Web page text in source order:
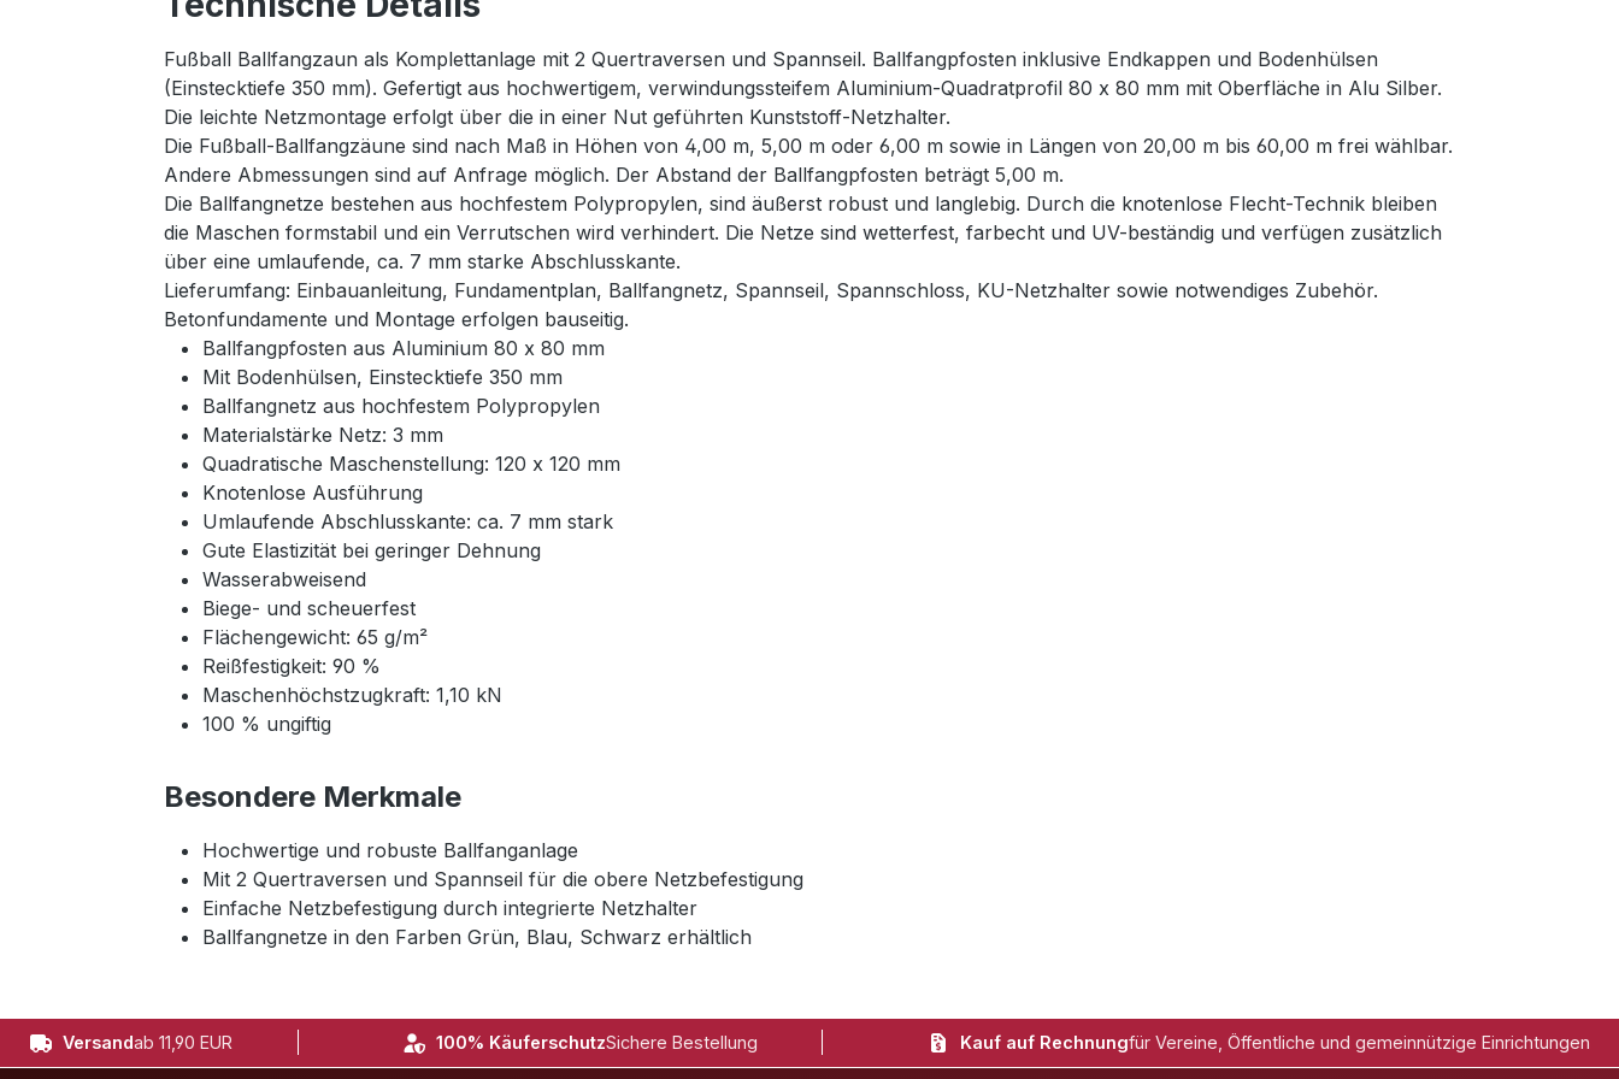
Fußball Ballfangzaun als Komplettanlage mit 2 Quertraversen und Spannseil. Ballfangpfosten inklusive Endkappen und Bodenhülsen
(Einstecktiefe 350 mm). Gefertigt aus hochwertigem, verwindungssteifem Aluminium-Quadratprofil 80 x 80 mm mit Oberfläche in Alu Silber.
Die leichte Netzmontage erfolgt über die in einer Nut geführten Kunststoff-Netzhalter.
Die Fußball-Ballfangzäune sind nach Maß in Höhen von 4,00 m, 5,00 m oder 6,00 m sowie in Längen von 20,00 m bis 60,00 m frei wählbar.
Andere Abmessungen sind auf Anfrage möglich. Der Abstand der Ballfangpfosten beträgt 5,00 m.
Die Ballfangnetze bestehen aus hochfestem Polypropylen, sind äußerst robust und langlebig. Durch die knotenlose Flecht-Technik bleiben
die Maschen formstabil und ein Verrutschen wird verhindert. Die Netze sind wetterfest, farbecht und UV-beständig und verfügen zusätzlich
über eine umlaufende, ca. 7 mm starke Abschlusskante.
Lieferumfang: Einbauanleitung, Fundamentplan, Ballfangnetz, Spannseil, Spannschloss, KU-Netzhalter sowie notwendiges Zubehör.
Betonfundamente und Montage erfolgen bauseitig.
Ballfangpfosten aus Aluminium 80 x 80 mm
Mit Bodenhülsen, Einstecktiefe 350 mm
Ballfangnetz aus hochfestem Polypropylen
Materialstärke Netz: 3 mm
Quadratische Maschenstellung: 120 x 120 mm
Knotenlose Ausführung
Umlaufende Abschlusskante: ca. 7 mm stark
Gute Elastizität bei geringer Dehnung
Wasserabweisend
Biege- und scheuerfest
Flächengewicht: 65 g/m²
Reißfestigkeit: 90 %
Maschenhöchstzugkraft: 1,10 kN
100 % ungiftig
Besondere Merkmale
Hochwertige und robuste Ballfanganlage
Mit 2 Quertraversen und Spannseil für die obere Netzbefestigung
Einfache Netzbefestigung durch integrierte Netzhalter
Ballfangnetze in den Farben Grün, Blau, Schwarz erhältlich
Versandab 11,90 EUR 100% KäuferschutzSichere Bestellung Kauf auf Rechnungfür Vereine, Öffentliche und gemeinnützige Einrichtungen